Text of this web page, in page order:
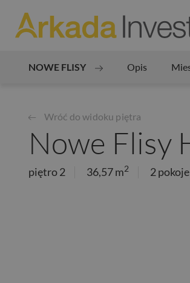
NOWE FLISY Opis
Wróć do widoku piętra
Nowe Flisy
piętro 2 36,57 m2 2 pokoje